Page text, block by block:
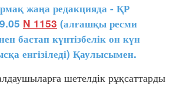
жаңа редакцияда - ҚР
N 1153 (алғашқы ресми
бастап күнтізбелік он күн
енгізіледі) Қаулысымен.
шетелдік рұқсаттарды